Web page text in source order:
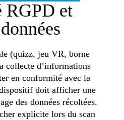
RGPD et
(quizz, jeu VR, borne
collecte d’informations
en conformité avec la
doit afficher une
des données récoltées.
explicite lors du scan